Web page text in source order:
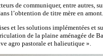
de communiquer, entre
l’obtention de titre mère en amont.
les solutions
de la plaine aménagée
agro pastorale et halieutique ».